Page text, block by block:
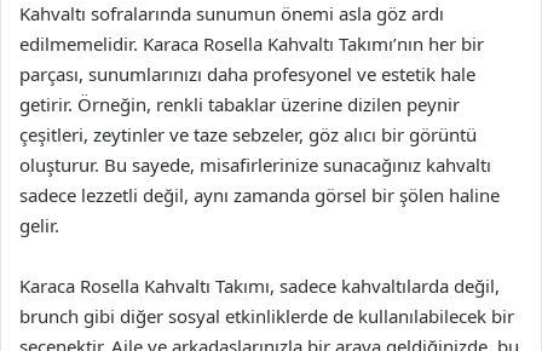
Kahvaltı sofralarında sunumun önemi asla göz ardı
edilmemelidir. Karaca Rosella Kahvaltı Takımı’nın her bir
parçası, sunumlarınızı daha profesyonel ve estetik hale
getirir. Örneğin, renkli tabaklar üzerine dizilen peynir
çeşitleri, zeytinler ve taze sebzeler, göz alıcı bir görüntü
oluşturur. Bu sayede, misafirlerinize sunacağınız kahvaltı
sadece lezzetli değil, aynı zamanda görsel bir şölen haline
gelir.
Karaca Rosella Kahvaltı Takımı, sadece kahvaltılarda değil,
brunch gibi diğer sosyal etkinliklerde de kullanılabilecek bir
seçenektir. Aile ve arkadaşlarınızla bir araya geldiğinizde, bu